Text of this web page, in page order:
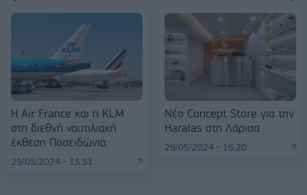
Η Air France και η KLM
στη διεθνή ναυτιλιακή
έκθεση Ποσειδώνια
29/05/2024 - 15:51
Νέο Concept Store για την
Haralas στη Λάρισα
29/05/2024 - 16:20